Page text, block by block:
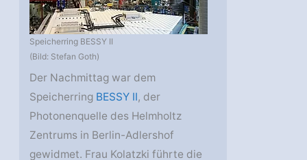
Speicherring BESSY II
(Bild: Stefan Goth)
Der Nachmittag war dem
Speicherring BESSY II, der
Photonenquelle des Helmholtz
Zentrums in Berlin-Adlershof
gewidmet. Frau Kolatzki führte die